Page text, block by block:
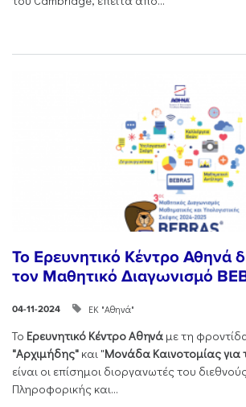
Το Ερευνητικό Κέντρο Αθηνά
τον Μαθητικό Διαγωνισμό
04-11-2024 ΕΚ "Αθηνά"
Το Ερευνητικό Κέντρο Αθηνά με τη
"Αρχιμήδης" και "Μονάδα Καινοτομίας για
είναι οι επίσημοι διοργανωτές του
Πληροφορικής και...